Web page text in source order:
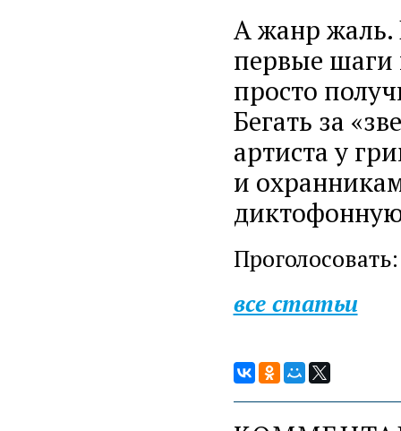
А жанр жаль.
первые шаги
просто
Бегать за
артиста у
и
диктофонную
Проголосовать:
все статьи